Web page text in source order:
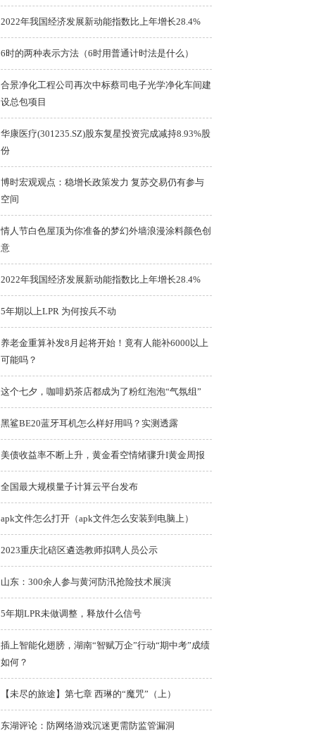
2022年我国经济发展新动能指数比上年增长28.4%
6时的两种表示方法（6时用普通计时法是什么）
合景净化工程公司再次中标蔡司电子光学净化车间建
设总包项目
华康医疗(301235.SZ)股东复星投资完成减持8.93%股
份
博时宏观观点：稳增长政策发力 复苏交易仍有参与
空间
情人节白色屋顶为你准备的梦幻外墙浪漫涂料颜色创
意
2022年我国经济发展新动能指数比上年增长28.4%
5年期以上LPR 为何按兵不动
养老金重算补发8月起将开始！竟有人能补6000以上
可能吗？
这个七夕，咖啡奶茶店都成为了粉红泡泡“气氛组”
黑鲨BE20蓝牙耳机怎么样好用吗？实测透露
美债收益率不断上升，黄金看空情绪骤升I黄金周报
全国最大规模量子计算云平台发布
apk文件怎么打开（apk文件怎么安装到电脑上）
2023重庆北碚区遴选教师拟聘人员公示
山东：300余人参与黄河防汛抢险技术展演
5年期LPR未做调整，释放什么信号
插上智能化翅膀，湖南“智赋万企”行动“期中考”成绩
如何？
【未尽的旅途】第七章 西琳的“魔咒”（上）
东湖评论：防网络游戏沉迷更需防监管漏洞